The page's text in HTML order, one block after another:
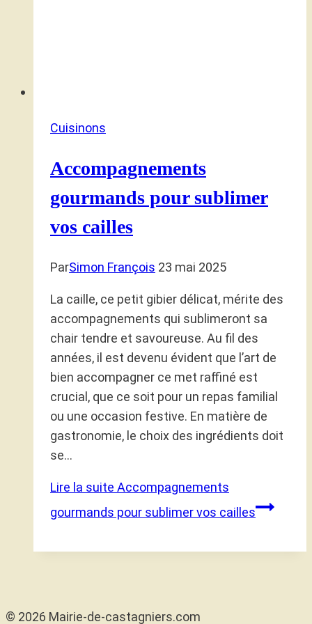
Cuisinons
Accompagnements
gourmands pour sublimer
vos cailles
ParSimon François 23 mai 2025
La caille, ce petit gibier délicat, mérite des
accompagnements qui sublimeront sa
chair tendre et savoureuse. Au fil des
années, il est devenu évident que l’art de
bien accompagner ce met raffiné est
crucial, que ce soit pour un repas familial
ou une occasion festive. En matière de
gastronomie, le choix des ingrédients doit
se…
Lire la suite Accompagnements
gourmands pour sublimer vos cailles
© 2026 Mairie-de-castagniers.com